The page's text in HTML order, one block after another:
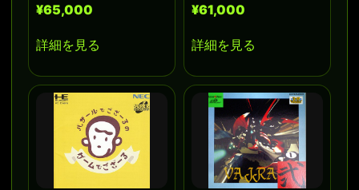
¥65,000
詳細を見る
¥61,000
詳細を見る